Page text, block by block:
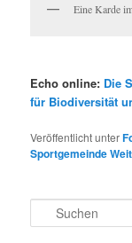
Eine Karde
Echo online: Die
für Biodiversität
Veröffentlicht unter
Sportgemeinde
u